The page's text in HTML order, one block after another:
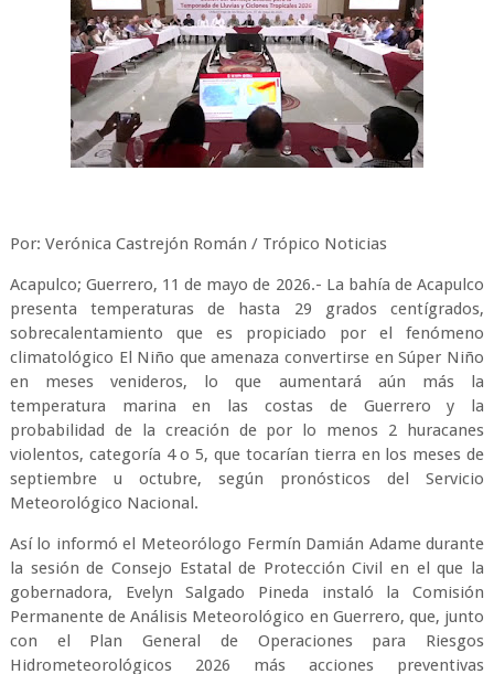
Por: Verónica Castrejón Román / Trópico Noticias
Acapulco; Guerrero, 11 de mayo de 2026.- La bahía de Acapulco
presenta temperaturas de hasta 29 grados centígrados,
sobrecalentamiento que es propiciado por el fenómeno
climatológico El Niño que amenaza convertirse en Súper Niño
en meses venideros, lo que aumentará aún más la
temperatura marina en las costas de Guerrero y la
probabilidad de la creación de por lo menos 2 huracanes
violentos, categoría 4 o 5, que tocarían tierra en los meses de
septiembre u octubre, según pronósticos del Servicio
Meteorológico Nacional.
Así lo informó el Meteorólogo Fermín Damián Adame durante
la sesión de Consejo Estatal de Protección Civil en el que la
gobernadora, Evelyn Salgado Pineda instaló la Comisión
Permanente de Análisis Meteorológico en Guerrero, que, junto
con el Plan General de Operaciones para Riesgos
Hidrometeorológicos 2026 más acciones preventivas